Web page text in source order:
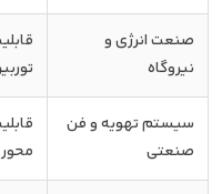
صنعت انرژی و
نیروگاه
سیستم تهویه و فن
صنعتی
محور